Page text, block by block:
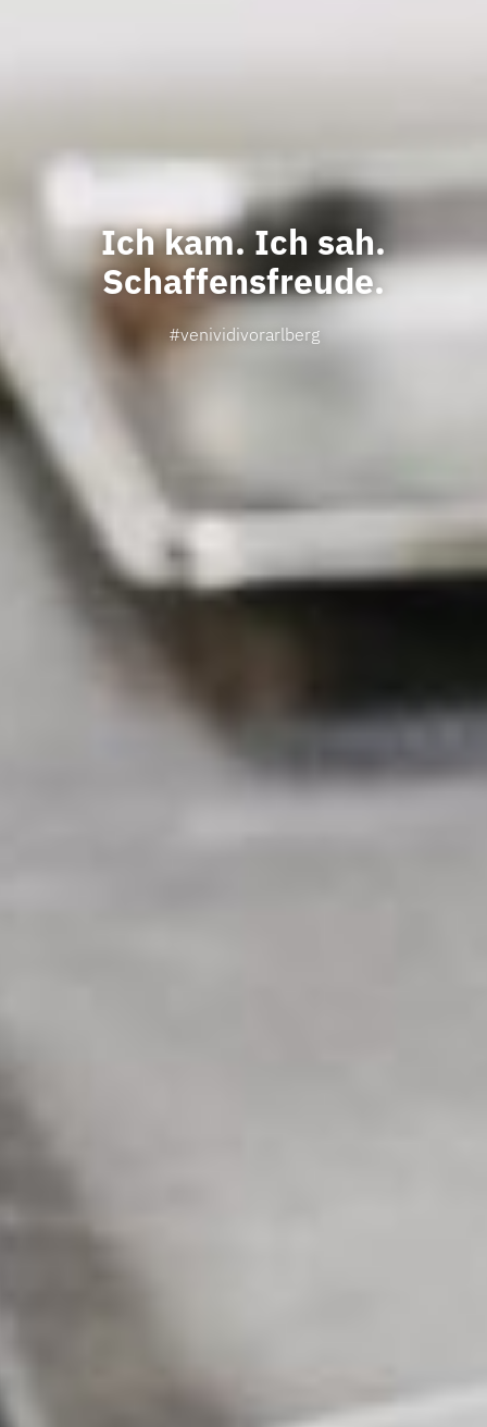
Ich kam. Ich sah.
Schaffensfreude.
#venividivorarlberg